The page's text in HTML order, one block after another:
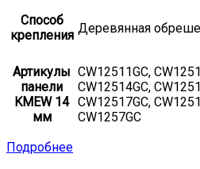
Способ
крепления Деревянная
Артикулы
панели
KMEW 14
мм
CW12511GC,
CW12514GC,
CW12517GC,
CW1257GC
Подробнее